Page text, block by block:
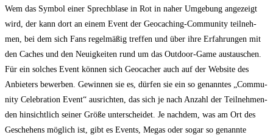
Wem das Sym­bol einer Sprech­bla­se in Rot in naher Umge­bung ange­zeigt
wird, der kann dort an einem Event der Geo­caching-Com­mu­ni­ty teil­neh­
men, bei dem sich Fans regel­mä­ßig tref­fen und über ihre Erfah­run­gen mit
den Caches und den Neu­ig­kei­ten rund um das Out­door-Game aus­tau­schen.
Für ein sol­ches Event kön­nen sich Geo­cacher auch auf der Web­site des
Anbie­ters bewer­ben. Gewin­nen sie es, dür­fen sie ein so genann­tes „Com­mu­
ni­ty Cele­bra­ti­on Event“ aus­rich­ten, das sich je nach Anzahl der Teil­neh­men­
den hin­sicht­lich sei­ner Grö­ße unter­schei­det. Je nach­dem, was am Ort des
Gesche­hens mög­lich ist, gibt es Events, Megas oder sogar so genann­te